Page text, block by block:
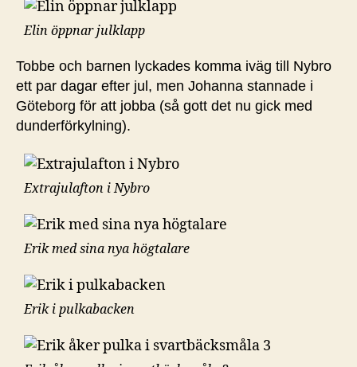
Elin öppnar julklapp
Tobbe och barnen lyckades komma iväg till Nybro
ett par dagar efter jul, men Johanna stannade i
Göteborg för att jobba (så gott det nu gick med
dunderförkylning).
Extrajulafton i Nybro
Erik med sina nya högtalare
Erik i pulkabacken